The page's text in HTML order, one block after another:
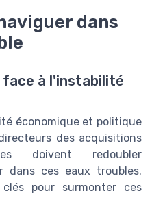
dans
à l'instabilité
économique et politique
des acquisitions
doivent redoubler
dans ces eaux troubles.
pour surmonter ces